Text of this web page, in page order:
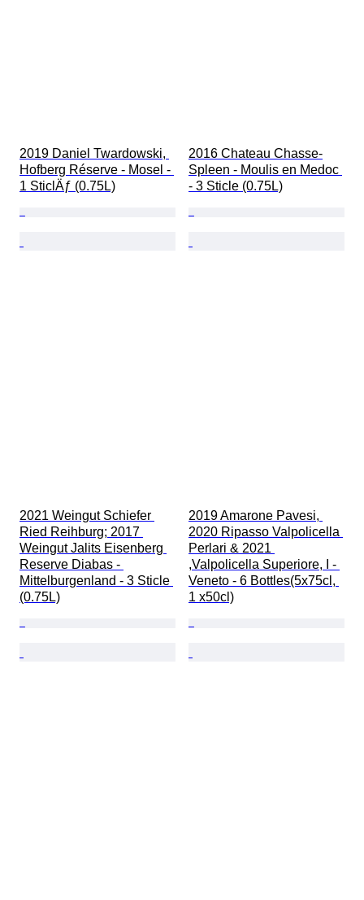
2019 Daniel Twardowski,
Hofberg Réserve - Mosel -
1 SticlÄƒ (0.75L)
2016 Chateau Chasse-
Spleen - Moulis en Medoc
- 3 Sticle (0.75L)
2021 Weingut Schiefer
Ried Reihburg; 2017
Weingut Jalits Eisenberg
Reserve Diabas -
Mittelburgenland - 3 Sticle
(0.75L)
2019 Amarone Pavesi,
2020 Ripasso Valpolicella
Perlari & 2021
,Valpolicella Superiore, I -
Veneto - 6 Bottles(5x75cl,
1 x50cl)